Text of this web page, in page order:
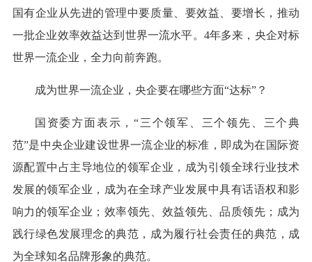
国有企业从先进的管理中要质量、要效益、要增长，推动
一批企业效率效益达到世界一流水平。4年多来，央企对标
世界一流企业，全力向前奔跑。
成为世界一流企业，央企要在哪些方面“达标”？
国资委方面表示，“三个领军、三个领先、三个典
范”是中央企业建设世界一流企业的标准，即成为在国际资
源配置中占主导地位的领军企业，成为引领全球行业技术
发展的领军企业，成为在全球产业发展中具有话语权和影
响力的领军企业；效率领先、效益领先、品质领先；成为
践行绿色发展理念的典范，成为履行社会责任的典范，成
为全球知名品牌形象的典范。